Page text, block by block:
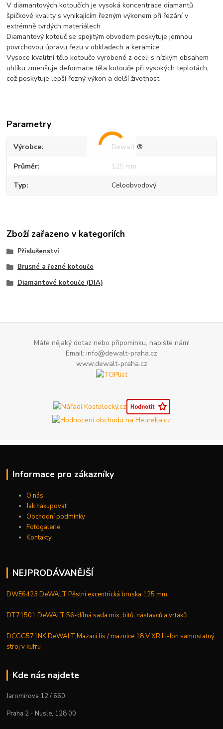
V diamantových kotoučích je vysoká koncentrace diamantů
špičkové kvality s vynikajícím řezným výkonem při řezání v
extrémně tvrdých materiálech
Diamantový kotouč se spojitým obvodem poskytuje jemnou
povrchovou úpravu řezu v obkladech a keramice
Vysoce kvalitní tělo kotouče vyrobené z oceli s nízkým obsahem
uhlíku zmenšuje deformace těla kotouče při vysokých teplotách,
což poskytuje lepší řezný výkon a delší životnost
Parametry
Výrobce Dewalt ®
Průměr 125 mm
Typ Celoobvodový
Zboží zařazeno v kategoriích
Příslušenství
Brusné a řezné kotouče
Diamantové kotouče (DIA)
Máte nějaký dotaz nebo připomínku, napište nám!
Email: info@dewalt-praha.cz
www.dewalt-praha.cz
Informace pro zákazníky
O nás
Jak nakupovat
Obchodní podmínky
Fotogalerie
Kontakty
NEJPRODÁVANĚJŠÍ
DWE6423 DeWALT Pěstní excentrická bruska 125 mm
DT71501 DeWALT 56-dílná sada mix, bitů, nástavců a vrtáků
DCGG571NK DeWALT Mazací lis / maznice 18 V XR Li-Ion samostatný
stroj v kufru
Kde nás najdete
Jaromírova 12 / 660
Praha 2 - Nusle, 128 00